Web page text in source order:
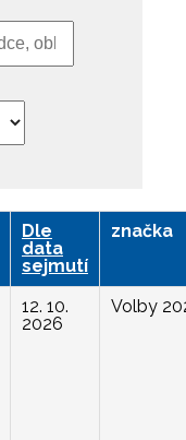
Dle
data
sejmutí
značka
12. 10.
2026
Volby